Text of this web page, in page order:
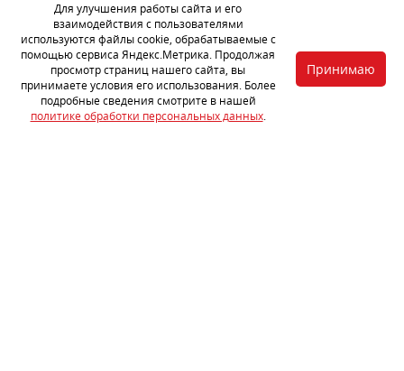
133 600₽
Для улучшения работы сайта и его
взаимодействия с пользователями
используются файлы cookie, обрабатываемые с
помощью сервиса Яндекс.Метрика. Продолжая
просмотр страниц нашего сайта, вы
принимаете условия его использования. Более
подробные сведения смотрите в нашей
политике обработки персональных данных.
Принимаю